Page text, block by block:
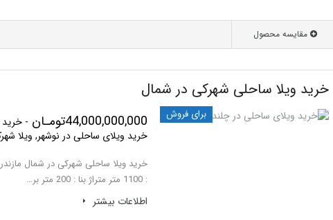
مقایسه محصول
خرید ویلا ساحلی شهرکی در شمال
برای فروش 44,000,000,000تومـان
- خرید
خرید ویلای ساحلی در نوشهر, ویلا
: 1100 متر متراژ بنا : 200 متر بر…
اطلاعات بيشتر